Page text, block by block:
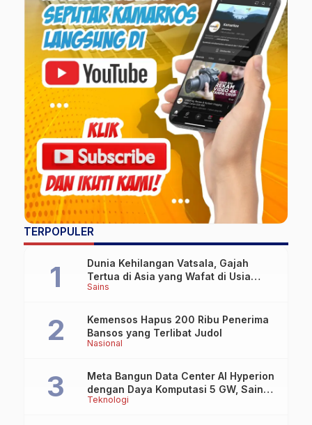
TERPOPULER
Sains
Dunia Kehilangan Vatsala, Gajah
Tertua di Asia yang Wafat di Usia
Lebih dari 100 Tahun
Nasional
Kemensos Hapus 200 Ribu Penerima
Bansos yang Terlibat Judol
Teknologi
Meta Bangun Data Center AI Hyperion
dengan Daya Komputasi 5 GW, Saingi
OpenAI dan Google